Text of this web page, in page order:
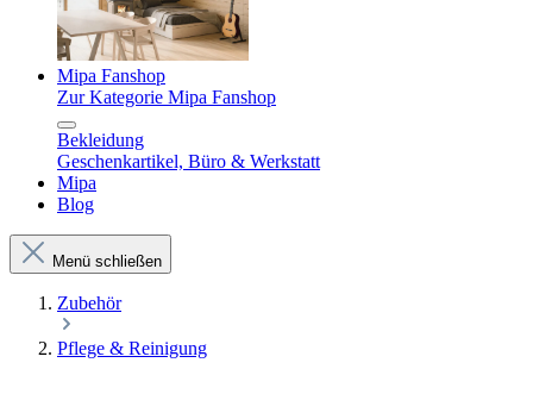
Mipa Fanshop
Zur Kategorie Mipa Fanshop
Bekleidung
Geschenkartikel, Büro & Werkstatt
Mipa
Blog
Menü schließen
Zubehör
Pflege & Reinigung